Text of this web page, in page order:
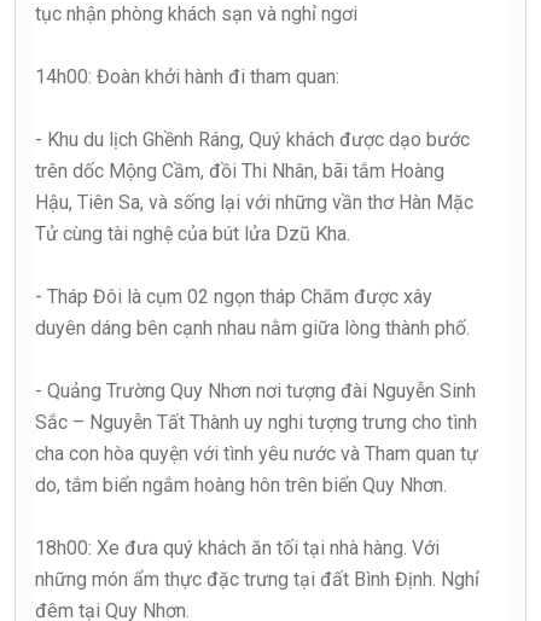
tục nhận phòng khách sạn và nghỉ ngơi
14h00: Đoàn khởi hành đi tham quan:
- Khu du lịch Ghềnh Ráng, Quý khách được dạo bước
trên dốc Mộng Cầm, đồi Thi Nhân, bãi tắm Hoàng
Hậu, Tiên Sa, và sống lại với những vần thơ Hàn Mặc
Tử cùng tài nghệ của bút lửa Dzũ Kha.
- Tháp Đôi là cụm 02 ngọn tháp Chăm được xây
duyên dáng bên cạnh nhau nằm giữa lòng thành phố.
- Quảng Trường Quy Nhơn nơi tượng đài Nguyễn Sinh
Sắc – Nguyễn Tất Thành uy nghi tượng trưng cho tình
cha con hòa quyện với tình yêu nước và Tham quan tự
do, tắm biển ngắm hoàng hôn trên biển Quy Nhơn.
18h00: Xe đưa quý khách ăn tối tại nhà hàng. Với
những món ẩm thực đặc trưng tại đất Bình Định. Nghỉ
đêm tại Quy Nhơn.